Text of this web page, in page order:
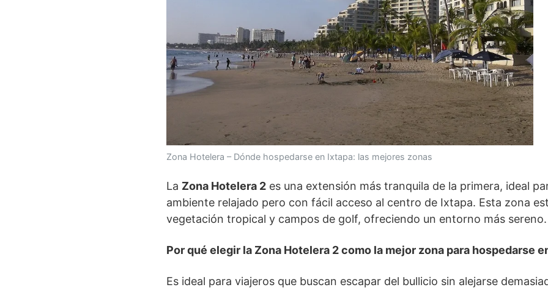
Zona Hotelera – Dónde hospedarse en Ixtapa: las mejores zonas
La Zona Hotelera 2 es una extensión más tranquila de la primera, ideal
ambiente relajado pero con fácil acceso al centro de Ixtapa. Esta zona
vegetación tropical y campos de golf, ofreciendo un entorno más sereno.
Por qué elegir la Zona Hotelera 2 como la mejor zona para hospedarse
Es ideal para viajeros que buscan escapar del bullicio sin alejarse